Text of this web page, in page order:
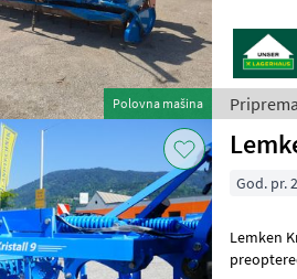
Polovna mašina
Lemken
God. pr.
Lemken